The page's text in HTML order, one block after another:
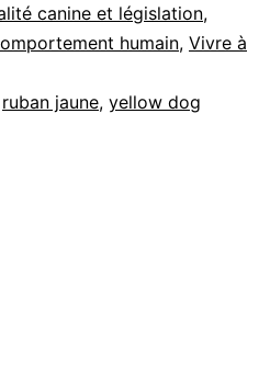
jaune
comment
canine et législation,
humain, Vivre à
ruban jaune, yellow dog